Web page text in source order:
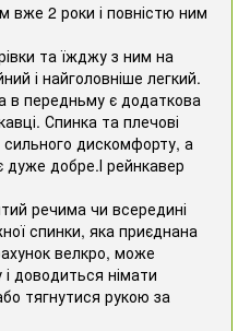
вже 2 роки і повністю ним
та їжджу з ним на
і найголовніше легкий.
в передньму є додаткова
Спинка та плечові
сильного дискомфорту, а
добре.І рейнкавер
речима чи всередині
спинки, яка приєднана
велкро, може
доводиться німати
тягнутися рукою за